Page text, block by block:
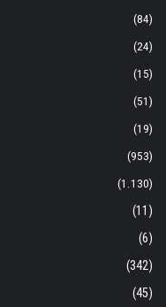
(84)
(24)
(15)
(51)
(19)
(953)
(1.130)
(11)
(6)
(342)
(45)